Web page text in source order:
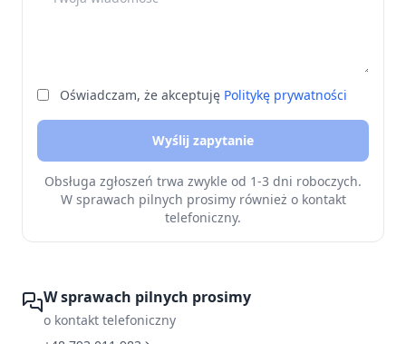
Oświadczam, że akceptuję Politykę prywatności
Wyślij zapytanie
Obsługa zgłoszeń trwa zwykle od 1-3 dni roboczych.
W sprawach pilnych prosimy również o kontakt
telefoniczny.
W sprawach pilnych prosimy
o kontakt telefoniczny